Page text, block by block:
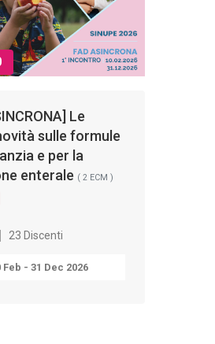
Le
sulle formule
e per la
enterale ( 2 ECM )
23 Discenti
Feb - 31 Dec 2026